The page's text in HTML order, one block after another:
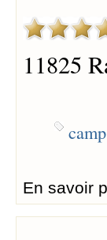
11825
En savoir